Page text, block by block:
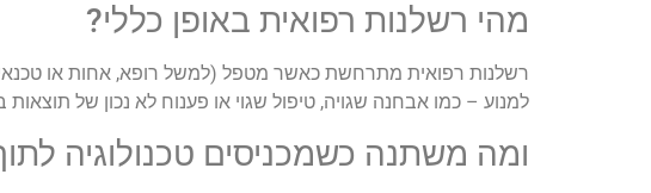
מהי רשלנות רפואית באופן כללי?
רשלנות רפואית מתרחשת כאשר מטפל (למשל רופא, אחות או
למנוע – כמו אבחנה שגויה, טיפול שגוי או פענוח לא נכון של תוצאות
ומה משתנה כשמכניסים טכנולוגיה